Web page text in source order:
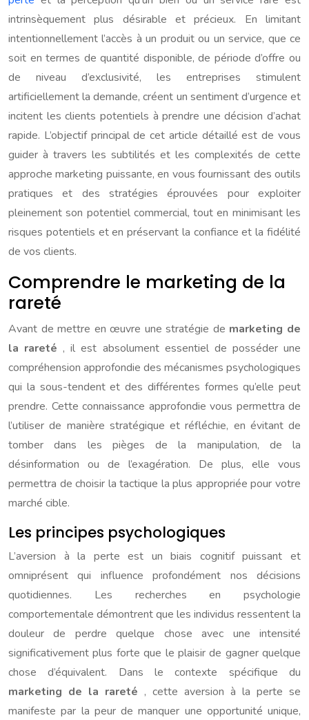
intrinsèquement plus désirable et précieux. En limitant
intentionnellement l’accès à un produit ou un service, que ce
soit en termes de quantité disponible, de période d’offre ou
de niveau d’exclusivité, les entreprises stimulent
artificiellement la demande, créent un sentiment d’urgence et
incitent les clients potentiels à prendre une décision d’achat
rapide. L’objectif principal de cet article détaillé est de vous
guider à travers les subtilités et les complexités de cette
approche marketing puissante, en vous fournissant des outils
pratiques et des stratégies éprouvées pour exploiter
pleinement son potentiel commercial, tout en minimisant les
risques potentiels et en préservant la confiance et la fidélité
de vos clients.
Comprendre le marketing de la
rareté
Avant de mettre en œuvre une stratégie de marketing de
la rareté , il est absolument essentiel de posséder une
compréhension approfondie des mécanismes psychologiques
qui la sous-tendent et des différentes formes qu’elle peut
prendre. Cette connaissance approfondie vous permettra de
l’utiliser de manière stratégique et réfléchie, en évitant de
tomber dans les pièges de la manipulation, de la
désinformation ou de l’exagération. De plus, elle vous
permettra de choisir la tactique la plus appropriée pour votre
marché cible.
Les principes psychologiques
L’aversion à la perte est un biais cognitif puissant et
omniprésent qui influence profondément nos décisions
quotidiennes. Les recherches en psychologie
comportementale démontrent que les individus ressentent la
douleur de perdre quelque chose avec une intensité
significativement plus forte que le plaisir de gagner quelque
chose d’équivalent. Dans le contexte spécifique du
marketing de la rareté , cette aversion à la perte se
manifeste par la peur de manquer une opportunité unique,